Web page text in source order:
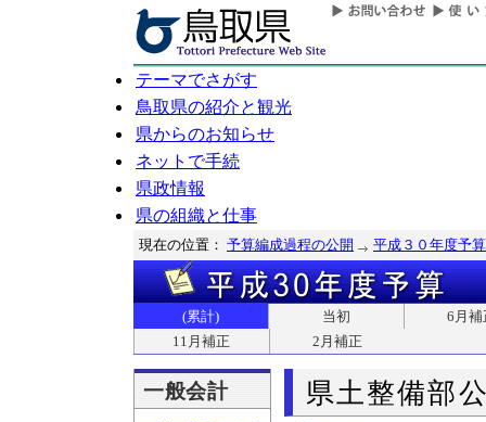
テーマでさがす
鳥取県の紹介と観光
県からのお知らせ
ネットで手続
県政情報
県の組織と仕事
現在の位置： 予算編成過程の公開 平成３０年度予算
(累計) 当初
6月補
11月補正
2月補正
一般会計 県土整備部